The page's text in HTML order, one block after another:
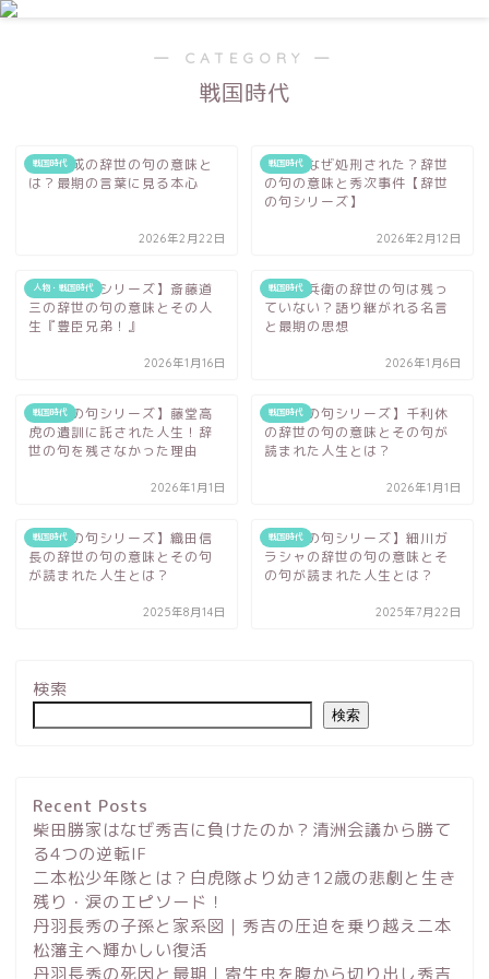
― CATEGORY ―
戦国時代
戦国時代
石田三成の辞世の句の意味と
は？最期の言葉に見る本心
2026年2月22日
戦国時代
駒姫はなぜ処刑された？辞世
の句の意味と秀次事件【辞世
の句シリーズ】
2026年2月12日
人物・戦国時代
【辞世の句シリーズ】斎藤道
三の辞世の句の意味とその人
生『豊臣兄弟！』
2026年1月16日
戦国時代
竹中半兵衛の辞世の句は残っ
ていない？語り継がれる名言
と最期の思想
2026年1月6日
戦国時代
【辞世の句シリーズ】藤堂高
虎の遺訓に託された人生！辞
世の句を残さなかった理由
2026年1月1日
戦国時代
【辞世の句シリーズ】千利休
の辞世の句の意味とその句が
読まれた人生とは？
2026年1月1日
戦国時代
【辞世の句シリーズ】織田信
長の辞世の句の意味とその句
が読まれた人生とは？
2025年8月14日
戦国時代
【辞世の句シリーズ】細川ガ
ラシャの辞世の句の意味とそ
の句が読まれた人生とは？
2025年7月22日
検索
検索
Recent Posts
柴田勝家はなぜ秀吉に負けたのか？清洲会議から勝て
る4つの逆転IF
二本松少年隊とは？白虎隊より幼き12歳の悲劇と生き
残り・涙のエピソード！
丹羽長秀の子孫と家系図｜秀吉の圧迫を乗り越え二本
松藩主へ輝かしい復活
丹羽長秀の死因と最期｜寄生虫を腹から切り出し秀吉